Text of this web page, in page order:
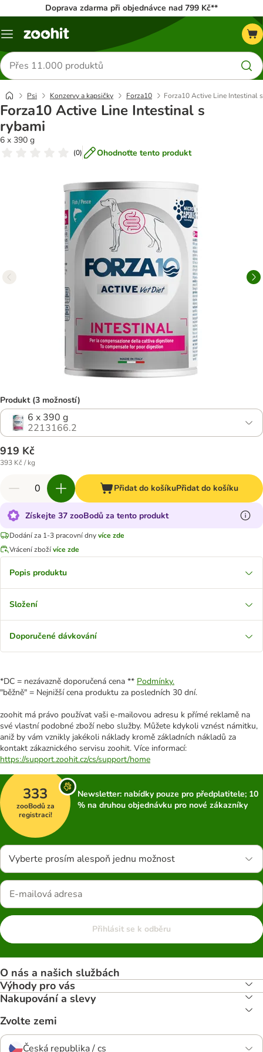
Doprava zdarma při objednávce nad 799 Kč**
Menu
Hledat
produkty
Psi Konzervy a kapsičky Forza10 Forza10 Active Line Intestinal
Forza10 Active Line Intestinal s
rybami
6 x 390 g
(0) Ohodnoťte tento produkt
Produkt (3 možností)
6 x 390 g
2213166.2
919 Kč
393 Kč / kg
Přidat do košíkuPřidat do košíku
Získejte 37 zooBodů za tento produkt
Dodání za 1-3 pracovní dnyvíce zde
Vrácení zbožívíce zde
Popis produktu
Složení
Doporučené dávkování
*DC = nezávazně doporučená cena ** Podmínky.
"běžně" = Nejnižší cena produktu za posledních 30 dní.
zoohit má právo používat vaši e-mailovou adresu k přímé reklamě na
své vlastní podobné zboží nebo služby. Můžete kdykoli vznést námitku,
aniž by vám vznikly jakékoli náklady kromě základních nákladů za
kontakt zákaznického servisu zoohit. Více informací:
https://support.zoohit.cz/cs/support/home
333
zooBodů za
registraci!
Newsletter: nabídky pouze pro předplatitele; 10
% na druhou objednávku pro nové zákazníky
Vyberte prosím alespoň jednu možnost
Přihlásit se k odběru
O nás a našich službách
Výhody pro vás
Nakupování a slevy
Zvolte zemi
Česká republika / cs